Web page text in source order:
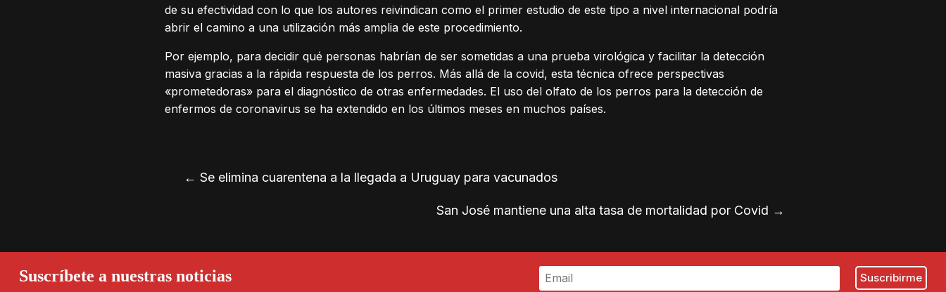
de su efectividad con lo que los autores reivindican como el primer estudio de este tipo a nivel internacional podría
abrir el camino a una utilización más amplia de este procedimiento.
Por ejemplo, para decidir qué personas habrían de ser sometidas a una prueba virológica y facilitar la detección
masiva gracias a la rápida respuesta de los perros. Más allá de la covid, esta técnica ofrece perspectivas
«prometedoras» para el diagnóstico de otras enfermedades. El uso del olfato de los perros para la detección de
enfermos de coronavirus se ha extendido en los últimos meses en muchos países.
← Se elimina cuarentena a la llegada a Uruguay para vacunados
San José mantiene una alta tasa de mortalidad por Covid →
Suscríbete a nuestras noticias